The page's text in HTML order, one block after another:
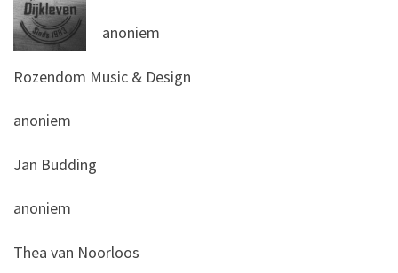
anoniem
Rozendom Music & Design
anoniem
Jan Budding
anoniem
Thea van Noorloos